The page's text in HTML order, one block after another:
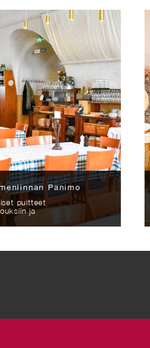
Café
laajan valikoimamme
tai nouda mukaan